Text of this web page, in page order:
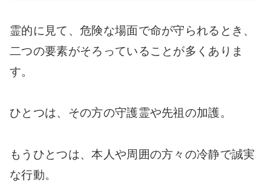
霊的に見て、危険な場面で命が守られるとき、
二つの要素がそろっていることが多くありま
す。
ひとつは、その方の守護霊や先祖の加護。
もうひとつは、本人や周囲の方々の冷静で誠実
な行動。